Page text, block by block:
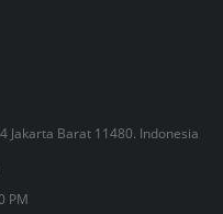
Jakarta Barat 11480. Indonesia
PM